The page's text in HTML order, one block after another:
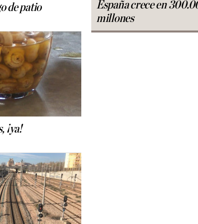
de patio
¡ya!
España crece en
millones